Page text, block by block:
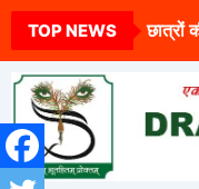
Skip
content
TOP NEWS छात्रों
Archives